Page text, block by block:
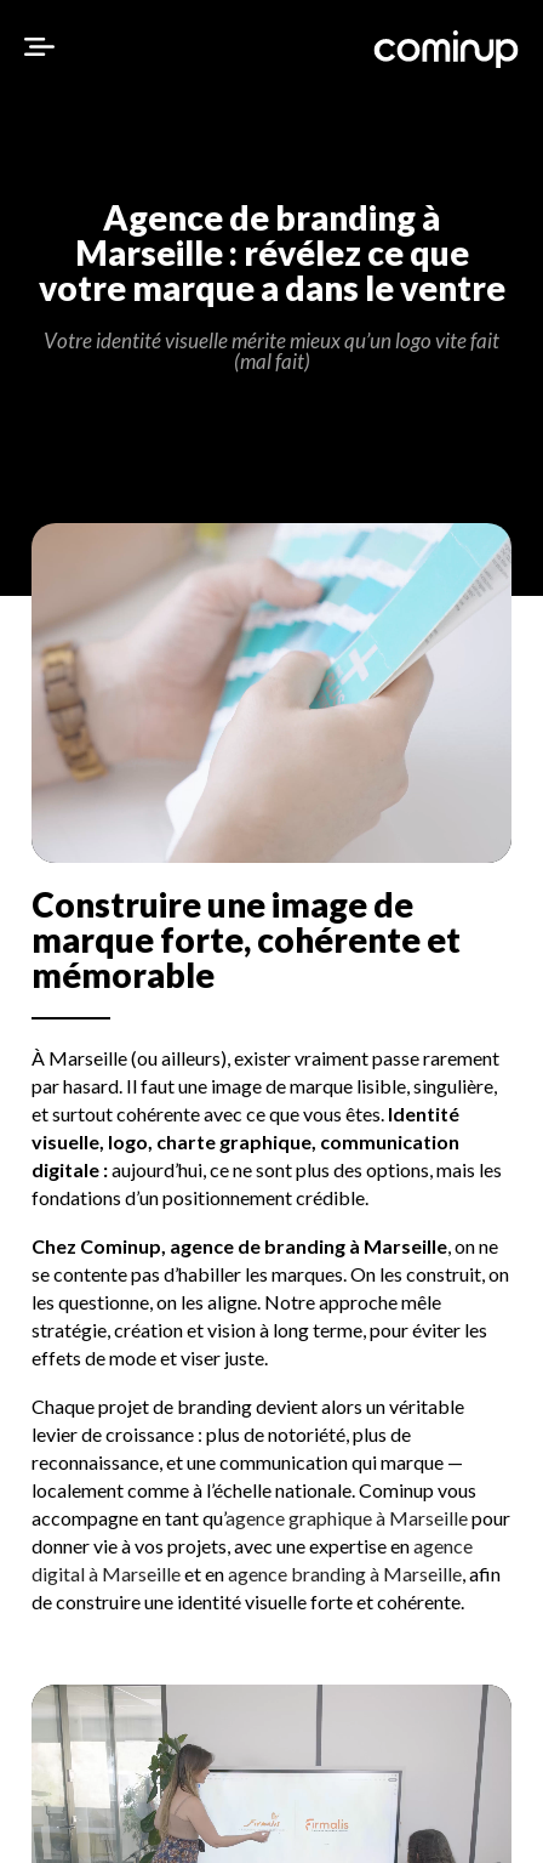
Agencede brandingà
Marseille: révélez ceque
votre marquea dans leventre
Votreidentitévisuelleméritemieuxqu’un logovitefait
(malfait)
Construireuneimagede
marqueforte,cohérenteet
mémorable
À Marseille (ou ailleurs), exister vraiment passe rarement
par hasard. Il faut une image de marque lisible, singulière,
et surtout cohérente avec ce que vous êtes. Identité
visuelle, logo, charte graphique, communication
digitale :aujourd’hui, ce ne sont plus des options, mais les
fondations d’un positionnement crédible.
Chez Cominup, agence de branding à Marseille, on ne
se contente pas d’habiller les marques. On les construit, on
les questionne, on les aligne. Notre approche mêle
stratégie, création et vision à long terme, pour éviter les
effets de mode et viser juste.
Chaque projet de branding devient alors un véritable
levier de croissance : plus de notoriété, plus de
reconnaissance, et une communication qui marque —
localement comme à l’échelle nationale. Cominup vous
accompagne en tant qu’agence graphique à Marseillepour
donner vie à vos projets, avec une expertise enagence
digital à Marseilleet enagence branding à Marseille, afin
de construire une identité visuelle forte et cohérente.